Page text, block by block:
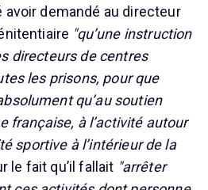
demandé au directeur
"qu’une instruction
directeurs de centres
les prisons, pour que
qu’au soutien
française, à l’activité autour
sportive à l’intérieur de la
le fait qu’il fallait "arrêter